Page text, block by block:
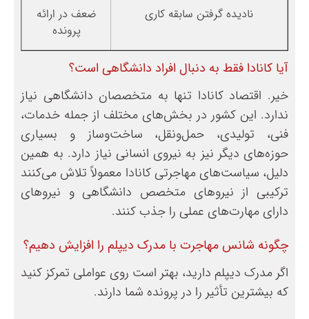
نادیده گرفتن سابقه کاری
ضعف در ارائه
پرونده
آیا کانادا فقط به دنبال افراد دانشگاهی است؟
خیر. اقتصاد کانادا تنها به متخصصان دانشگاهی نیاز
ندارد. این کشور در بخش‌های مختلف از جمله خدمات،
فنی، تولیدی، حمل‌ونقل، ساخت‌وساز و بسیاری
حوزه‌های دیگر نیز به نیروی انسانی نیاز دارد. به همین
دلیل، سیاست‌های مهاجرتی کانادا معمولاً تلاش می‌کنند
ترکیبی از نیروهای متخصص دانشگاهی و نیروهای
دارای مهارت‌های عملی را جذب کنند.
چگونه شانس مهاجرت با مدرک دیپلم را افزایش دهیم؟
اگر مدرک دیپلم دارید، بهتر است روی عواملی تمرکز کنید
که بیشترین تأثیر را در پرونده شما دارند.